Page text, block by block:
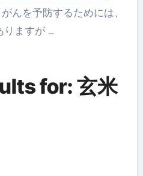
りますが …
for: 玄米